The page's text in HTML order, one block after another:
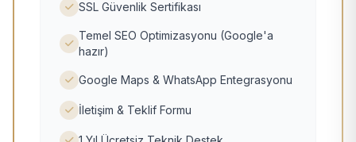
SSL Güvenlik Sertifikası
Temel SEO Optimizasyonu (Google'a
hazır)
Google Maps & WhatsApp Entegrasyonu
İletişim & Teklif Formu